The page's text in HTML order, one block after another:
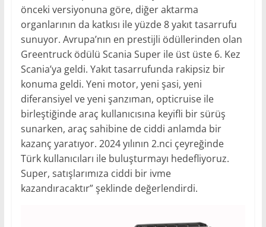
önceki versiyonuna göre, diğer aktarma
organlarının da katkısı ile yüzde 8 yakıt tasarrufu
sunuyor. Avrupa’nın en prestijli ödüllerinden olan
Greentruck ödülü Scania Super ile üst üste 6. Kez
Scania’ya geldi. Yakıt tasarrufunda rakipsiz bir
konuma geldi. Yeni motor, yeni şasi, yeni
diferansiyel ve yeni şanzıman, opticruise ile
birleştiğinde araç kullanıcısına keyifli bir sürüş
sunarken, araç sahibine de ciddi anlamda bir
kazanç yaratıyor. 2024 yılının 2.nci çeyreğinde
Türk kullanıcıları ile buluşturmayı hedefliyoruz.
Super, satışlarımıza ciddi bir ivme
kazandıracaktır” şeklinde değerlendirdi.